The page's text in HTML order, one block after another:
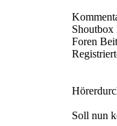
Shoutbox
Foren
Soll nun